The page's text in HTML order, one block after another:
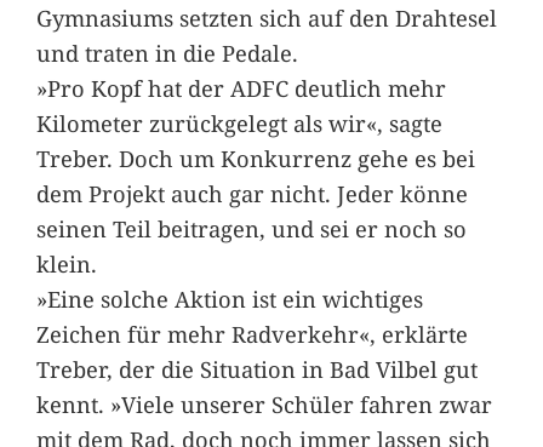
Gymnasiums setzten sich auf den Drahtesel
und traten in die Pedale.
»Pro Kopf hat der ADFC deutlich mehr
Kilometer zurückgelegt als wir«, sagte
Treber. Doch um Konkurrenz gehe es bei
dem Projekt auch gar nicht. Jeder könne
seinen Teil beitragen, und sei er noch so
klein.
»Eine solche Aktion ist ein wichtiges
Zeichen für mehr Radverkehr«, erklärte
Treber, der die Situation in Bad Vilbel gut
kennt. »Viele unserer Schüler fahren zwar
mit dem Rad, doch noch immer lassen sich